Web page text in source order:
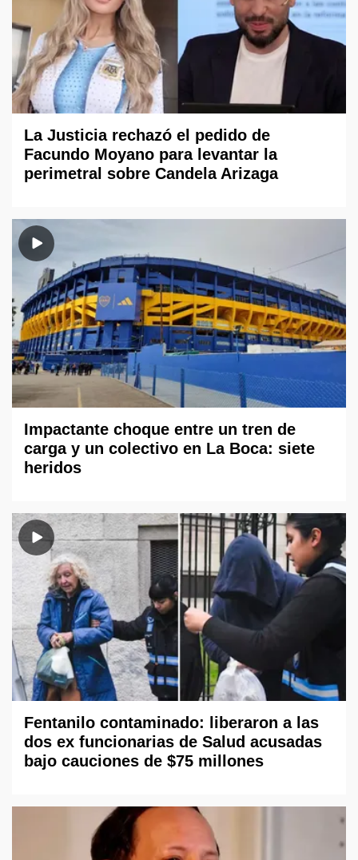
La Justicia rechazó el pedido de
Facundo Moyano para levantar la
perimetral sobre Candela Arizaga
Impactante choque entre un tren de
carga y un colectivo en La Boca: siete
heridos
Fentanilo contaminado: liberaron a las
dos ex funcionarias de Salud acusadas
bajo cauciones de $75 millones